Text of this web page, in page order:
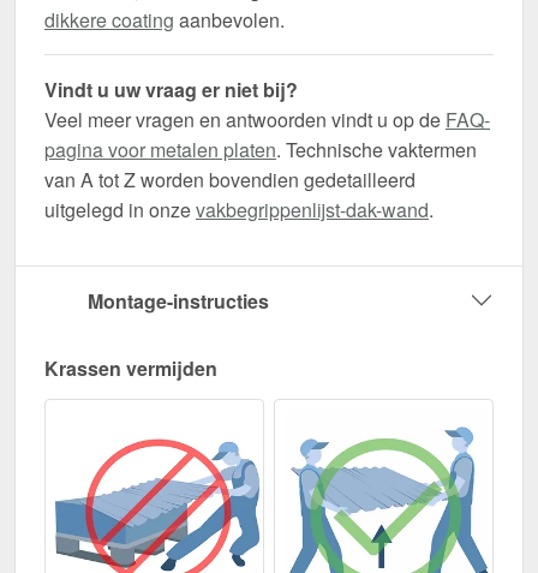
dikkere coating aanbevolen.
Vindt u uw vraag er niet bij?
Veel meer vragen en antwoorden vindt u op de FAQ-
pagina voor metalen platen. Technische vaktermen
van A tot Z worden bovendien gedetailleerd
uitgelegd in onzevakbegrippenlijst-dak-wand.
Montage-instructies
Krassen vermijden